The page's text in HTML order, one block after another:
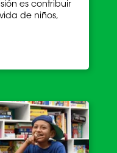
es contribuir
de niños,